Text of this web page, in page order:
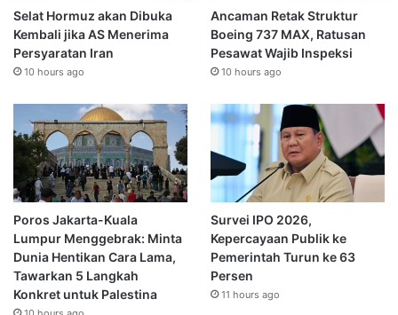
Selat Hormuz akan Dibuka
Kembali jika AS Menerima
Persyaratan Iran
10 hours ago
Ancaman Retak Struktur
Boeing 737 MAX, Ratusan
Pesawat Wajib Inspeksi
10 hours ago
Poros Jakarta-Kuala
Lumpur Menggebrak: Minta
Dunia Hentikan Cara Lama,
Tawarkan 5 Langkah
Konkret untuk Palestina
Survei IPO 2026,
Kepercayaan Publik ke
Pemerintah Turun ke 63
Persen
11 hours ago